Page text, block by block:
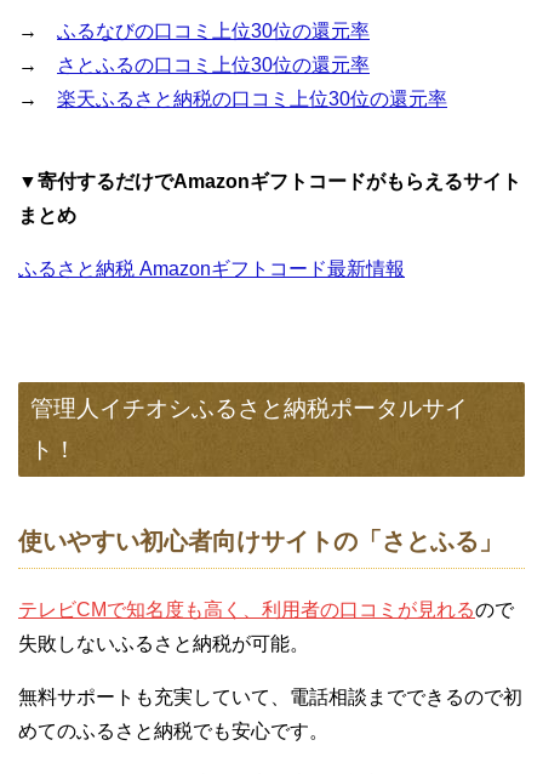
→ ふるなびの口コミ上位30位の還元率
→
さとふるの口コミ上位30位の還元率
→ 楽天ふるさと納税の口コミ上位30位の還元率
▼寄付するだけでAmazonギフトコードがもらえるサイト
まとめ
ふるさと納税 Amazonギフトコード最新情報
管理人イチオシふるさと納税ポータルサイ
ト！
使いやすい初心者向けサイトの「さとふる」
テレビCMで知名度も高く、利用者の口コミが見れるので
失敗しないふるさと納税が可能。
無料サポートも充実していて、電話相談までできるので初
めてのふるさと納税でも安心です。